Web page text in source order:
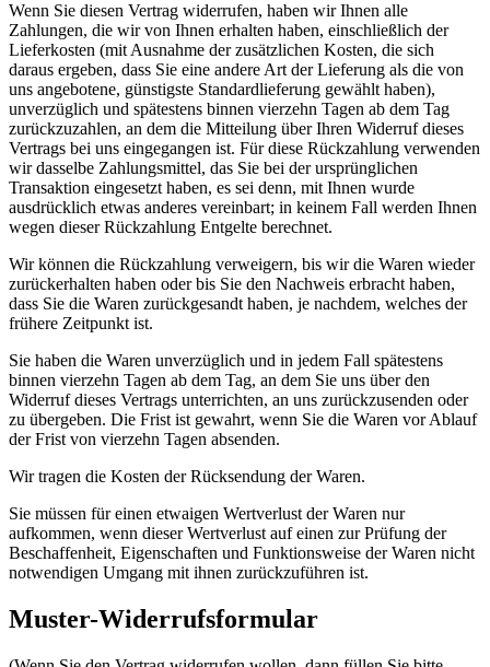
Wenn Sie diesen Vertrag widerrufen, haben wir Ihnen alle
Zahlungen, die wir von Ihnen erhalten haben, einschließlich der
Lieferkosten (mit Ausnahme der zusätzlichen Kosten, die sich
daraus ergeben, dass Sie eine andere Art der Lieferung als die von
uns angebotene, günstigste Standardlieferung gewählt haben),
unverzüglich und spätestens binnen vierzehn Tagen ab dem Tag
zurückzuzahlen, an dem die Mitteilung über Ihren Widerruf dieses
Vertrags bei uns eingegangen ist. Für diese Rückzahlung verwenden
wir dasselbe Zahlungsmittel, das Sie bei der ursprünglichen
Transaktion eingesetzt haben, es sei denn, mit Ihnen wurde
ausdrücklich etwas anderes vereinbart; in keinem Fall werden Ihnen
wegen dieser Rückzahlung Entgelte berechnet.
Wir können die Rückzahlung verweigern, bis wir die Waren wieder
zurückerhalten haben oder bis Sie den Nachweis erbracht haben,
dass Sie die Waren zurückgesandt haben, je nachdem, welches der
frühere Zeitpunkt ist.
Sie haben die Waren unverzüglich und in jedem Fall spätestens
binnen vierzehn Tagen ab dem Tag, an dem Sie uns über den
Widerruf dieses Vertrags unterrichten, an uns zurückzusenden oder
zu übergeben. Die Frist ist gewahrt, wenn Sie die Waren vor Ablauf
der Frist von vierzehn Tagen absenden.
Wir tragen die Kosten der Rücksendung der Waren.
Sie müssen für einen etwaigen Wertverlust der Waren nur
aufkommen, wenn dieser Wertverlust auf einen zur Prüfung der
Beschaffenheit, Eigenschaften und Funktionsweise der Waren nicht
notwendigen Umgang mit ihnen zurückzuführen ist.
Muster-Widerrufsformular